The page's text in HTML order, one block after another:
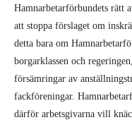
Hamnarbetarförbundets rätt
att stoppa förslaget om
detta bara om
borgarklassen och
försämringar av
fackföreningar.
därför arbetsgivarna vill